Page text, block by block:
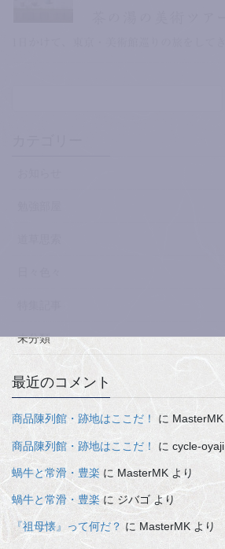
未分類
最近のコメント
商品陳列館・跡地はここだ！ に MasterMK
商品陳列館・跡地はここだ！ に cycle-oyaji
蝸牛と常滑・豊楽 に MasterMK より
蝸牛と常滑・豊楽にジバゴ より
『祖母懐』って何だ？ に MasterMK より